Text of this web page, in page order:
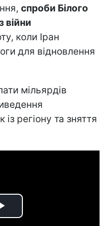
спроби Білого
війни
коли Іран
для відновлення
мільярдів
регіону та зняття
Play